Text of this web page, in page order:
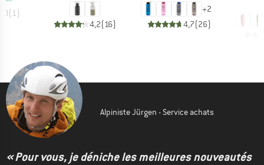
(1)
4,2(16)
+2
4,7(26)
Alpiniste Jürgen - Service achats
« Pour vous, je déniche les meilleures nouveautés